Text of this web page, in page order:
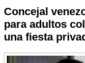
Concejal
para adultos
una fiesta